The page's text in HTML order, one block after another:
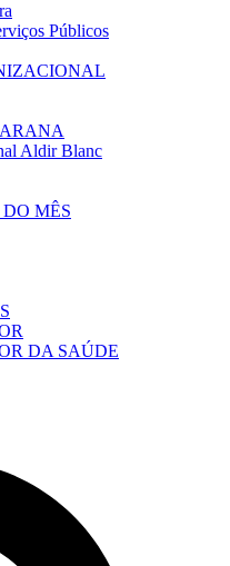
Públicos
Aldir Blanc
MÊS
DA SAÚDE